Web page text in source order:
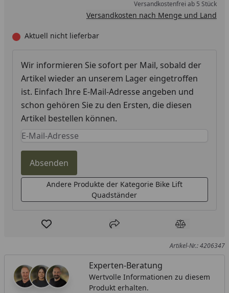
Versandkostenfrei ab 5 Stück
Versandkosten nach Menge und Land
Aktuell nicht lieferbar
Wir informieren Sie sofort per Mail, sobald der
Artikel wieder an unserem Lager eingetroffen
ist. Einfach Ihre E-Mail-Adresse angeben und
schon gehören Sie zu den Ersten, die diesen
Artikel bestellen können.
Keine Eingabe erforderlich
Eingabe erforderlich
Absenden
Andere Produkte der Kategorie Bike Lift
Quadständer
Produkt zur Wunschliste hinzufügen
Teilen Produkt
Artikel-Nr.: 4206347
Experten-Beratung
Wertvolle Informationen zu diesem
Produkt erhalten.